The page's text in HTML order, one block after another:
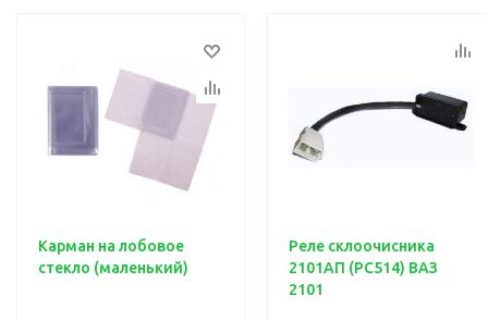
Карман на лобовое
стекло (маленький)
Реле склоочисника
2101АП (PC514) ВАЗ
2101